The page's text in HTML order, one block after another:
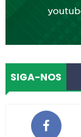
SIGA-NOS